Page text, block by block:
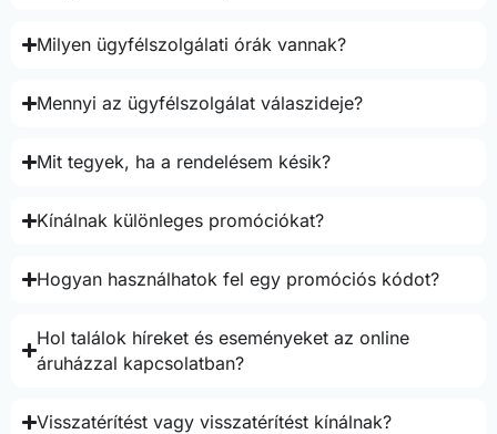
Milyen ügyfélszolgálati órák vannak?
Mennyi az ügyfélszolgálat válaszideje?
Mit tegyek, ha a rendelésem késik?
Kínálnak különleges promóciókat?
Hogyan használhatok fel egy promóciós kódot?
Hol találok híreket és eseményeket az online
áruházzal kapcsolatban?
Visszatérítést vagy visszatérítést kínálnak?